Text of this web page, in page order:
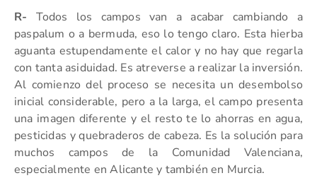
R- Todos los campos van a acabar cambiando a
paspalum o a bermuda, eso lo tengo claro. Esta hierba
aguanta estupendamente el calor y no hay que regarla
con tanta asiduidad. Es atreverse a realizar la inversión.
Al comienzo del proceso se necesita un desembolso
inicial considerable, pero a la larga, el campo presenta
una imagen diferente y el resto te lo ahorras en agua,
pesticidas y quebraderos de cabeza. Es la solución para
muchos campos de la Comunidad Valenciana,
especialmente en Alicante y también en Murcia.